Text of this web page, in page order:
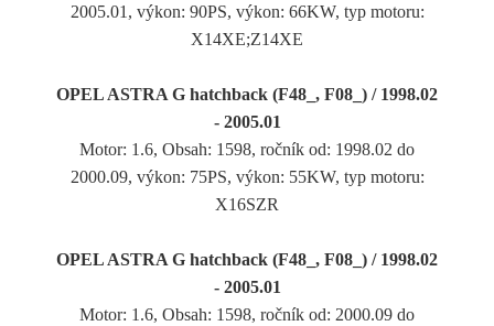
2005.01, výkon: 90PS, výkon: 66KW, typ motoru:
X14XE;Z14XE
OPEL ASTRA G hatchback (F48_, F08_) / 1998.02
- 2005.01
Motor: 1.6, Obsah: 1598, ročník od: 1998.02 do
2000.09, výkon: 75PS, výkon: 55KW, typ motoru:
X16SZR
OPEL ASTRA G hatchback (F48_, F08_) / 1998.02
- 2005.01
Motor: 1.6, Obsah: 1598, ročník od: 2000.09 do